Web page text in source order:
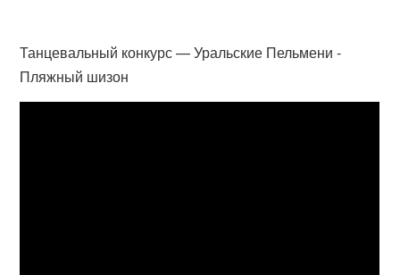
Танцевальный конкурс — Уральские Пельмени -
Пляжный шизон